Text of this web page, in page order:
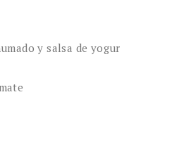
y salsa de yogur